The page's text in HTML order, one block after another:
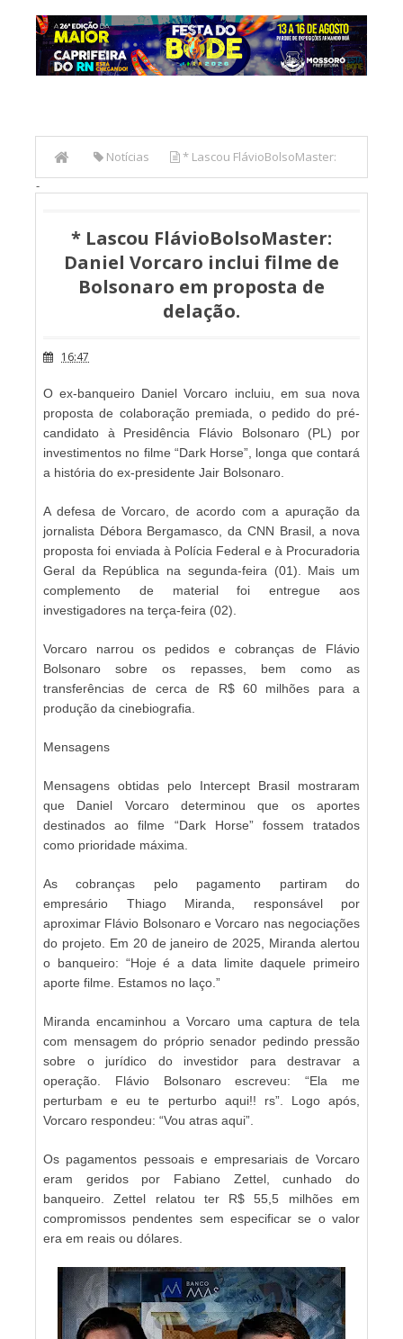
Notícias * Lascou FlávioBolsoMaster:
Daniel Vorcaro inclui filme de Bolsonaro em proposta de
-
* Lascou FlávioBolsoMaster:
Daniel Vorcaro inclui filme de
Bolsonaro em proposta de
delação.
16:47
O ex-banqueiro Daniel Vorcaro incluiu, em sua nova
proposta de colaboração premiada, o pedido do pré-
candidato à Presidência Flávio Bolsonaro (PL) por
investimentos no filme “Dark Horse”, longa que contará
a história do ex-presidente Jair Bolsonaro.
A defesa de Vorcaro, de acordo com a apuração da
jornalista Débora Bergamasco, da CNN Brasil, a nova
proposta foi enviada à Polícia Federal e à Procuradoria
Geral da República na segunda-feira (01). Mais um
complemento de material foi entregue aos
investigadores na terça-feira (02).
Vorcaro narrou os pedidos e cobranças de Flávio
Bolsonaro sobre os repasses, bem como as
transferências de cerca de R$ 60 milhões para a
produção da cinebiografia.
Mensagens
Mensagens obtidas pelo Intercept Brasil mostraram
que Daniel Vorcaro determinou que os aportes
destinados ao filme “Dark Horse” fossem tratados
como prioridade máxima.
As cobranças pelo pagamento partiram do
empresário Thiago Miranda, responsável por
aproximar Flávio Bolsonaro e Vorcaro nas negociações
do projeto. Em 20 de janeiro de 2025, Miranda alertou
o banqueiro: “Hoje é a data limite daquele primeiro
aporte filme. Estamos no laço.”
Miranda encaminhou a Vorcaro uma captura de tela
com mensagem do próprio senador pedindo pressão
sobre o jurídico do investidor para destravar a
operação. Flávio Bolsonaro escreveu: “Ela me
perturbam e eu te perturbo aqui!! rs”. Logo após,
Vorcaro respondeu: “Vou atras aqui”.
Os pagamentos pessoais e empresariais de Vorcaro
eram geridos por Fabiano Zettel, cunhado do
banqueiro. Zettel relatou ter R$ 55,5 milhões em
compromissos pendentes sem especificar se o valor
era em reais ou dólares.